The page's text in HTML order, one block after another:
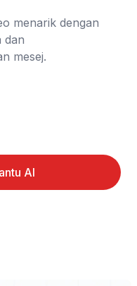
menarik dengan
dan
mesej.
AI